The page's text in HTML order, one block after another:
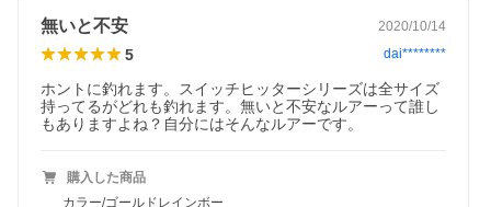
無いと不安 2020/10/14
5 dai********
ホントに釣れます。スイッチヒッターシリーズは全サイズ
持ってるがどれも釣れます。無いと不安なルアーって誰し
もありますよね？自分にはそんなルアーです。
購入した商品
カラー/ゴールドレインボー